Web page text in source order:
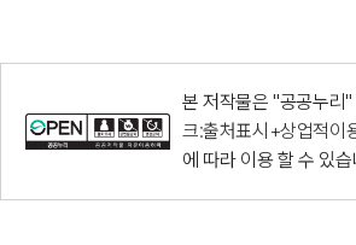
본 저작물은 "공공누리"
크:출처표시+상업적이
에 따라 이용 할 수 있습